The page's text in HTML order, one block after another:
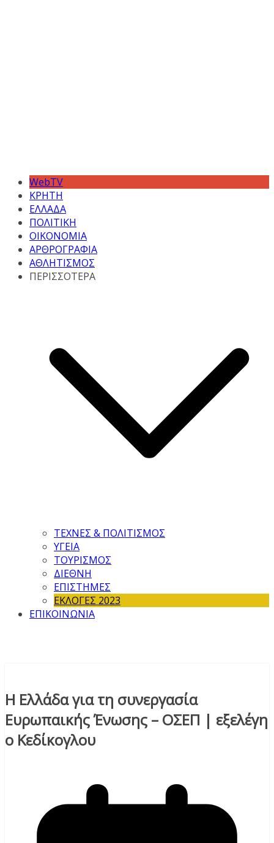
WebTV
ΚΡΗΤΗ
ΕΛΛΑΔΑ
ΠΟΛΙΤΙΚΗ
ΟΙΚΟΝΟΜΙΑ
ΑΡΘΡΟΓΡΑΦΙΑ
ΑΘΛΗΤΙΣΜΟΣ
ΠΕΡΙΣΣΟΤΕΡΑ
ΤΕΧΝΕΣ & ΠΟΛΙΤΙΣΜΟΣ
ΥΓΕΙΑ
ΤΟΥΡΙΣΜΟΣ
ΔΙΕΘΝΗ
ΕΠΙΣΤΗΜΕΣ
ΕΚΛΟΓΕΣ 2023
ΕΠΙΚΟΙΝΩΝΙΑ
Η Ελλάδα για τη συνεργασία
Ευρωπαικής Ένωσης – ΟΣΕΠ | εξελέγη
ο Κεδίκογλου